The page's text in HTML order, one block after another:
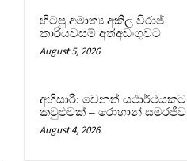
හිටපු අමාත්‍ය අකිල විරාජ්
කාරියවසම් අත්අඩංගුවට
August 5, 2026
අභිසාරී: වෙනත් යථාර්ථයකට
කවුළුවක් – රොහාන් සමරජීව
August 4, 2026